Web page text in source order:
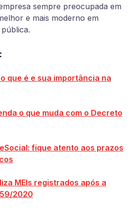
sempre preocupada em
e mais moderno em
que é e sua importância na
o que muda com o Decreto
fique atento aos prazos
MEIs registrados após a
59/2020